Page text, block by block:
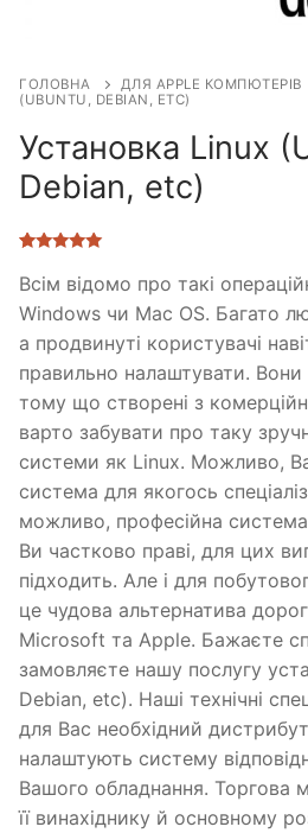
ГОЛОВНА ДЛЯ APPLE КОМПЮТЕРІВ
(UBUNTU, DEBIAN, ETC)
Установка Linux
Debian, etc)
5.00з 5 на
основі
опитування
покупця
Всім відомо про такі
Windows чи Mac OS. Багато
а продвинуті користувачі
правильно налаштувати. Вони
тому що створені з
варто забувати про таку
системи як Linux. Можливо,
система для якогось
можливо, професійна
Ви частково праві, для цих
підходить. Але і для
це чудова альтернатива
Microsoft та Apple. Бажаєте
замовляєте нашу послугу
Debian, etc). Наші технічні
для Вас необхідний
налаштують систему
Вашого обладнання. Торгова
її винахіднику й основному